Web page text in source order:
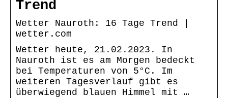
Trend
Wetter Nauroth: 16 Tage Trend |
wetter.com
Wetter heute, 21.02.2023. In
Nauroth ist es am Morgen bedeckt
bei Temperaturen von 5°C. Im
weiteren Tagesverlauf gibt es
überwiegend blauen Himmel mit …